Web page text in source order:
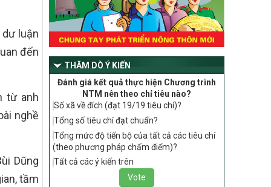
luận
đến
từ anh
nghề
Dũng
tầm
bền vững và phát triển kinh tế – xã hội
vùng đồng bào dân tộc thiểu số và miền
núi giai đoạn 2026-2035, giai đoạn I: Từ
năm 2026 đến năm 2030
14/2026/TT-BNNMT
Hướng dẫn thực hiện một số nội dung
tiêu chí, điều kiện thuộc Bộ tiêu chí quốc
gia về nông thôn mới giai đoạn 2026 –
2030 thuộc phạm vi quản lý nhà nước
của Bộ Nông nghiệp và Môi trường
417/QĐ-BNNMT
Phê duyệt Chương trình mục tiêu quốc
gia xây dựng nông thôn mới, giảm nghèo
bền vững và phát triển kinh tế – xã hội
vùng đồng bào dân tộc thiểu số và miền
THĂM DÒ Ý KIẾN
Đánh giá kết quả thực hiện Chương trình
NTM nên theo chỉ tiêu nào?
Số xã về đích (đạt 19/19 tiêu chí)?
Tổng số tiêu chí đạt chuẩn?
Tổng mức độ tiến bộ của tất cả các tiêu chí
(theo phương pháp chấm điểm)?
Tất cả các ý kiến trên